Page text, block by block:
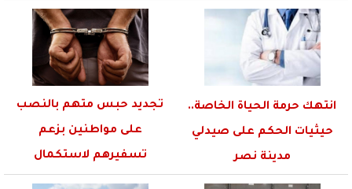
انتهك حرمة الحياة الخاصة..
حيثيات الحكم على صيدلي
مدينة نصر
تجديد حبس متهم بالنصب
على مواطنين بزعم
تسفيرهم لاستكمال
الدراسة بالخارج